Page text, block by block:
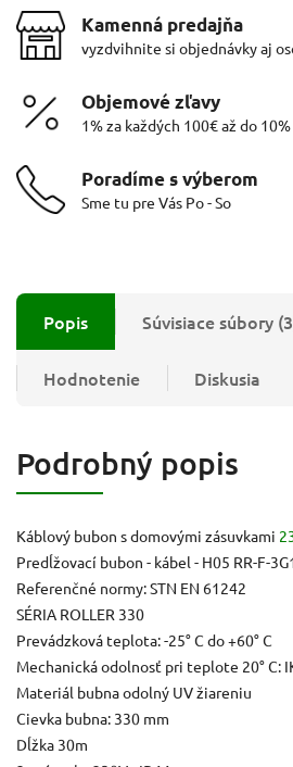
Kamenná predajňa
vyzdvihnite si objednávky aj
Objemové zľavy
1% za každých 100€ až do 10%
Poradíme s výberom
Sme tu pre Vás Po - So
Popis Súvisiace súbory
Hodnotenie Diskusia
Podrobný popis
Káblový bubon s domovými zásuvkami
Predĺžovací bubon - kábel - H05 RR-F-
Referenčné normy: STN EN 61242
SÉRIA ROLLER 330
Prevádzková teplota: -25° C do +60° C
Mechanická odolnosť pri teplote 20° C:
Materiál bubna odolný UV žiareniu
Cievka bubna: 330 mm
Dĺžka 30m